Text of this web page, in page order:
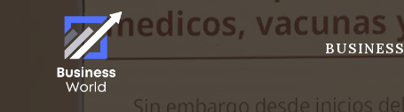
BUSINESS